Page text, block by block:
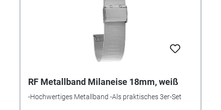
RF Metallband Milaneise 18mm, weiß
-Hochwertiges Metallband -Als praktisches 3er-Set